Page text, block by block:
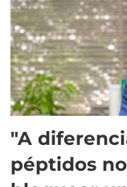
"A
péptidos